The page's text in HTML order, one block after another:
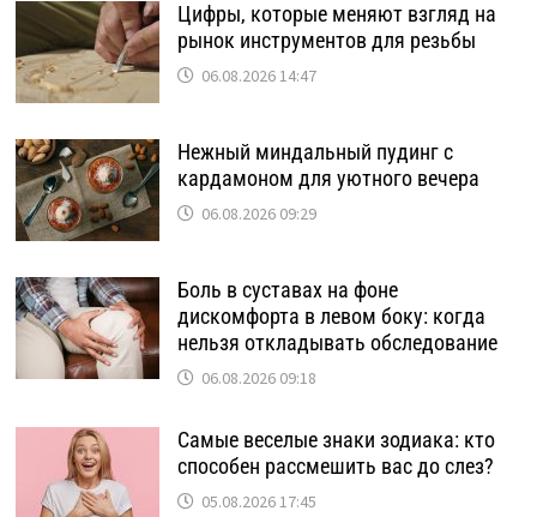
Цифры, которые меняют взгляд на
рынок инструментов для резьбы
06.08.2026 14:47
Нежный миндальный пудинг с
кардамоном для уютного вечера
06.08.2026 09:29
Боль в суставах на фоне
дискомфорта в левом боку: когда
нельзя откладывать обследование
06.08.2026 09:18
Самые веселые знаки зодиака: кто
способен рассмешить вас до слез?
05.08.2026 17:45